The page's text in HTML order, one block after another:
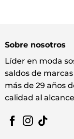
Sobre nosotros
Líder en moda
saldos de
más de 29 años
calidad al